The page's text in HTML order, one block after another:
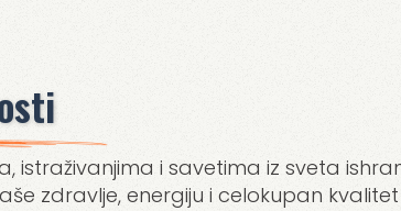
istraživanjima i savetima iz sveta
zdravlje, energiju i celokupan